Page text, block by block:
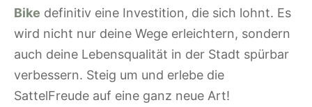
Bike definitiv eine Investition, die sich lohnt. Es
wird nicht nur deine Wege erleichtern, sondern
auch deine Lebensqualität in der Stadt spürbar
verbessern. Steig um und erlebe die
SattelFreude auf eine ganz neue Art!